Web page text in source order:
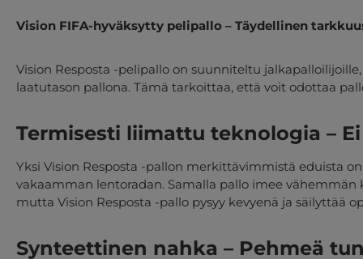
Vision FIFA-hyväksytty pelipallo – Täydellinen
Vision Resposta -pelipallo on suunniteltu
laatutason pallona. Tämä tarkoittaa, että voit odottaa
Termisesti liimattu teknologia –
Yksi Vision Resposta -pallon merkittävimmistä eduista
vakaamman lentoradan. Samalla pallo imee
mutta Vision Resposta -pallo pysyy kevyenä ja säilyttää
Synteettinen nahka – Pehmeä